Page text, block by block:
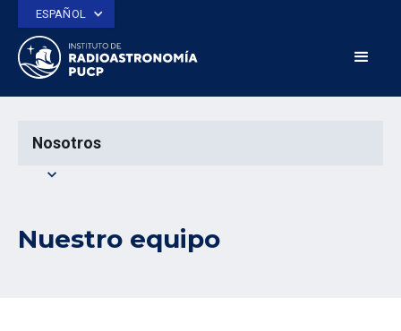
ESPAÑOL
Nosotros
expand_more
Nuestro equipo